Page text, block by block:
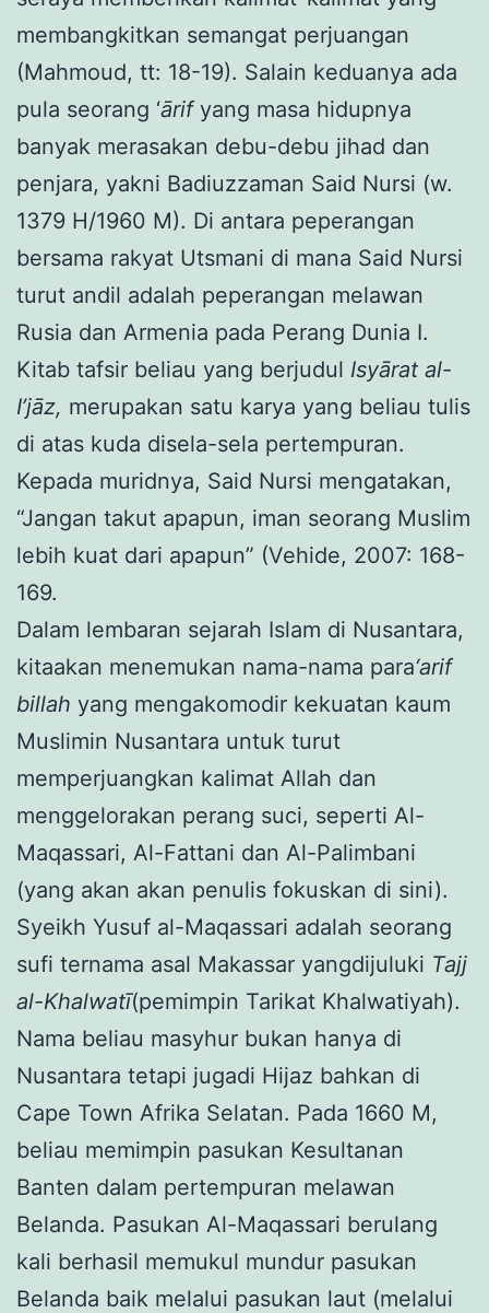
membangkitkan semangat perjuangan
(Mahmoud, tt: 18-19). Salain keduanya ada
pula seorang ‘ārifyang masa hidupnya
banyak merasakan debu-debu jihad dan
penjara, yakni Badiuzzaman Said Nursi (w.
1379 H/1960 M). Di antara peperangan
bersama rakyat Utsmani di mana Said Nursi
turut andil adalah peperangan melawan
Rusia dan Armenia pada Perang Dunia I.
Kitab tafsir beliau yang berjudul Isyārat al-
I’jāz, merupakan satu karya yang beliau tulis
di atas kuda disela-sela pertempuran.
Kepada muridnya, Said Nursi mengatakan,
“Jangan takut apapun, iman seorang Muslim
lebih kuat dari apapun” (Vehide, 2007: 168-
169.
Dalam lembaran sejarah Islam di Nusantara,
kitaakan menemukan nama-nama para‘arif
billah yang mengakomodir kekuatan kaum
Muslimin Nusantara untuk turut
memperjuangkan kalimat Allah dan
menggelorakan perang suci, seperti Al-
Maqassari, Al-Fattani dan Al-Palimbani
(yang akan akan penulis fokuskan di sini).
Syeikh Yusuf al-Maqassari adalah seorang
sufi ternama asal Makassar yangdijuluki Tajj
al-Khalwatī(pemimpin Tarikat Khalwatiyah).
Nama beliau masyhur bukan hanya di
Nusantara tetapi jugadi Hijaz bahkan di
Cape Town Afrika Selatan. Pada 1660 M,
beliau memimpin pasukan Kesultanan
Banten dalam pertempuran melawan
Belanda. Pasukan Al-Maqassari berulang
kali berhasil memukul mundur pasukan
Belanda baik melalui pasukan laut (melalui